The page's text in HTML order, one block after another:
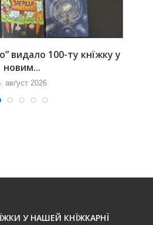
видало 100-ту кнїжку у
новим...
авґуст 2026
У НАШЕЙ КНЇЖКАРНЇ